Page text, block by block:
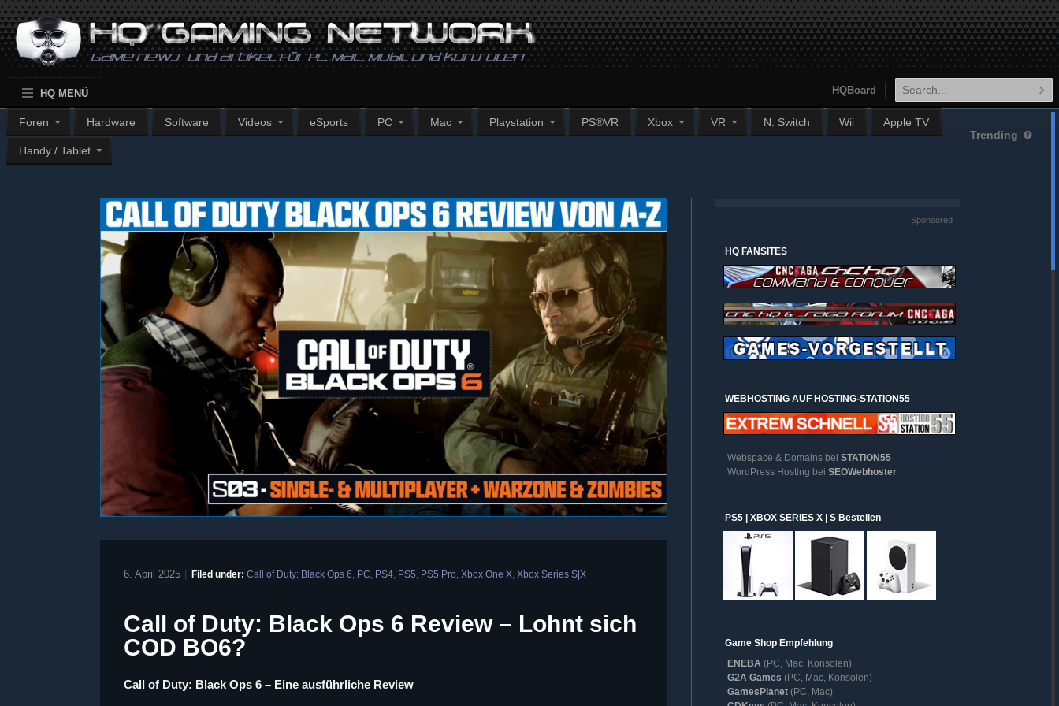
HQ MENÜ
Foren Hardware Software Videos eSports PC Mac Playstation PS®VR Xbox VR N. Switch Wii Apple TV
Handy / Tablet
HQBoard
Trending
6. April 2025 Filed under: Call of Duty: Black Ops 6, PC, PS4, PS5, PS5 Pro, Xbox One X, Xbox Series S|X
Call of Duty: Black Ops 6 Review – Lohnt sich
COD BO6?
Call of Duty: Black Ops 6 – Eine ausführliche Review
Sponsored
HQ FANSITES
WEBHOSTING AUF HOSTING-STATION55
Webspace & Domains bei STATION55
WordPress Hosting bei SEOWebhoster
PS5 | XBOX SERIES X | S Bestellen
Game Shop Empfehlung
ENEBA (PC, Mac, Konsolen)
G2A Games (PC, Mac, Konsolen)
GamesPlanet(PC, Mac)